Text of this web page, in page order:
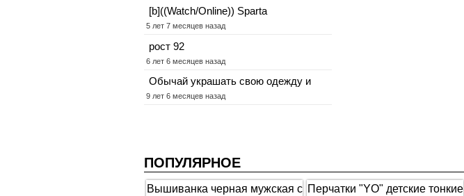
[b]((Watch/Online)) Sparta
5 лет 7 месяцев назад
рост 92
6 лет 6 месяцев назад
Обычай украшать свою одежду и
9 лет 6 месяцев назад
ПОПУЛЯРНОЕ
Вышиванка черная мужская с Перчатки "YO" детские тонкие